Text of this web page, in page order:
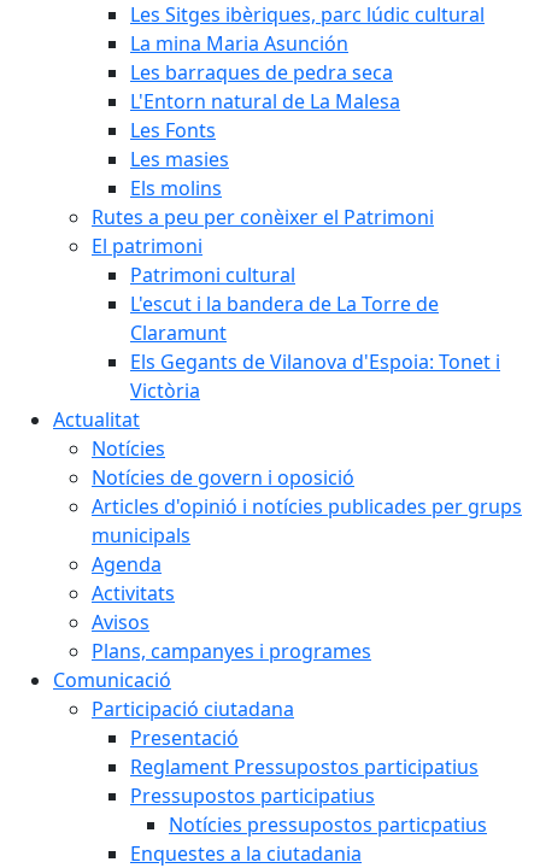
Les Sitges ibèriques, parc lúdic cultural
La mina Maria Asunción
Les barraques de pedra seca
L'Entorn natural de La Malesa
Les Fonts
Les masies
Els molins
Rutes a peu per conèixer el Patrimoni
El patrimoni
Patrimoni cultural
L'escut i la bandera de La Torre de
Claramunt
Els Gegants de Vilanova d'Espoia: Tonet i
Victòria
Actualitat
Notícies
Notícies de govern i oposició
Articles d'opinió i notícies publicades per grups
municipals
Agenda
Activitats
Avisos
Plans, campanyes i programes
Comunicació
Participació ciutadana
Presentació
Reglament Pressupostos participatius
Pressupostos participatius
Notícies pressupostos particpatius
Enquestes a la ciutadania